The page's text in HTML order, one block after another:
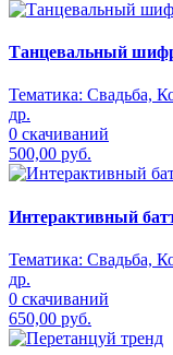
Танцевальный
Тематика: Свадьба,
др.
0 скачиваний
500,00 руб.
Интерактивный
Тематика: Свадьба,
др.
0 скачиваний
650,00 руб.